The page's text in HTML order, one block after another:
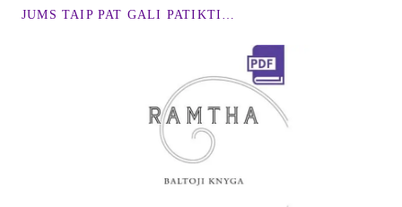
pasaulietinio gyvenimo ir tapo vienuoliu.
Himalajuose, bauginančioje tyloje ir vienumoje,
Om Swami praktikavo intensyvią meditaciją. Mirtis
visada buvo netoliese – jis kentė badą, susidūrė su
atšiaurios gamtos stichijomis ir laukiniais žvėrimis.
atvedė jį į aukščiausią
suvokimą: aš esu tai, ko ieškau.
JUMS TAIP PAT GALI PATIKTI…